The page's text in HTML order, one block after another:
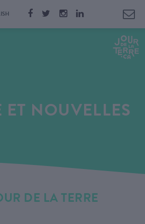
ET NOUVELLES
DE LA TERRE